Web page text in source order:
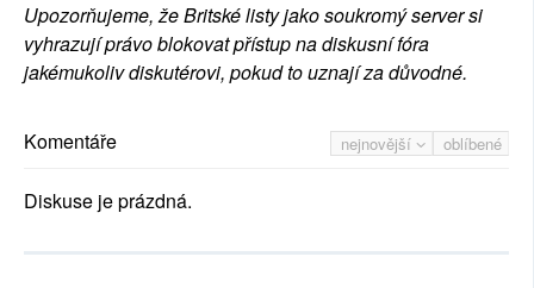
Upozorňujeme, že Britské listy jako soukromý server si
vyhrazují právo blokovat přístup na diskusní fóra
jakémukoliv diskutérovi, pokud to uznají za důvodné.
nejnovější oblíbené
Komentáře
Diskuse je prázdná.